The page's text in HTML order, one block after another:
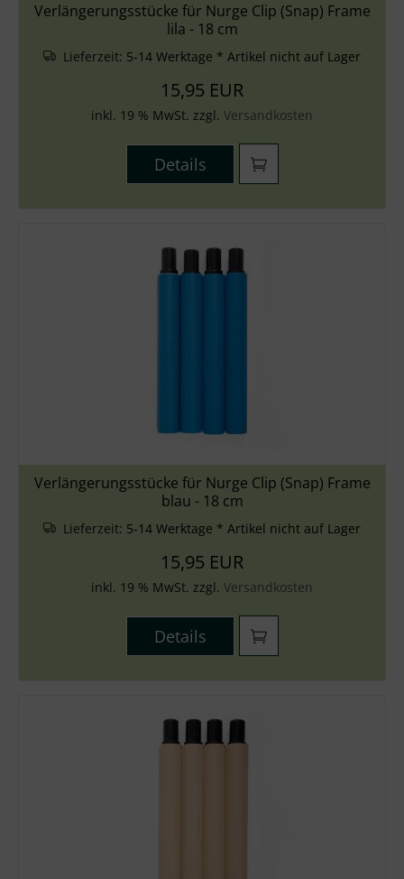
Verlängerungsstücke für Nurge Clip (Snap) Frame
lila - 18 cm
Lieferzeit: 5-14 Werktage * Artikel nicht auf Lager
15,95 EUR
inkl. 19 % MwSt. zzgl. Versandkosten
Details
Verlängerungsstücke für Nurge Clip (Snap) Frame
blau - 18 cm
Lieferzeit: 5-14 Werktage * Artikel nicht auf Lager
15,95 EUR
inkl. 19 % MwSt. zzgl. Versandkosten
Details